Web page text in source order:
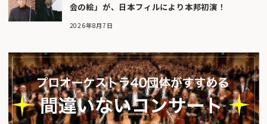
会の絵」が、日本フィルにより本邦初演！
2026年8月7日